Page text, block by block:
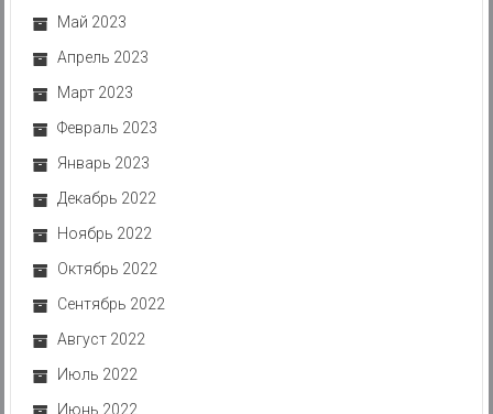
Май 2023
Апрель 2023
Март 2023
Февраль 2023
Январь 2023
Декабрь 2022
Ноябрь 2022
Октябрь 2022
Сентябрь 2022
Август 2022
Июль 2022
Июнь 2022